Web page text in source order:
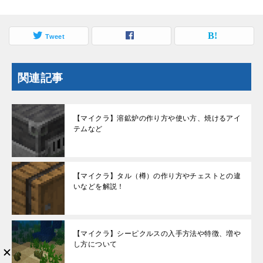
Tweet
関連記事
【マイクラ】溶鉱炉の作り方や使い方、焼けるアイ
テムなど
【マイクラ】タル（樽）の作り方やチェストとの違
いなどを解説！
【マイクラ】シーピクルスの入手方法や特徴、増や
し方について